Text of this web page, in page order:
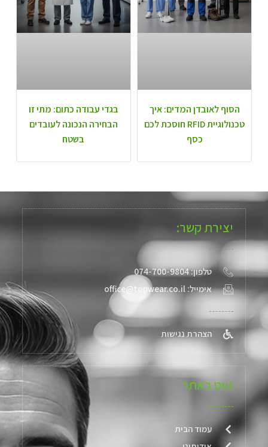
הסוף לאובדן המדים: איך
טכנולוגיית RFID חוסכת לכם
כסף
בגדי עבודה כתום: מתי זו
הבחירה הנכונה לעובדים
בשטח
יצירת קשר:
טלפון: 074-700-9804
אימייל: office@topwear.co.il
הצהרת נגישות
נווט באתר
עמוד הבית